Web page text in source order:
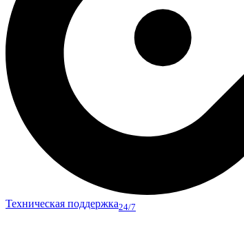
Техническая поддержка24/7